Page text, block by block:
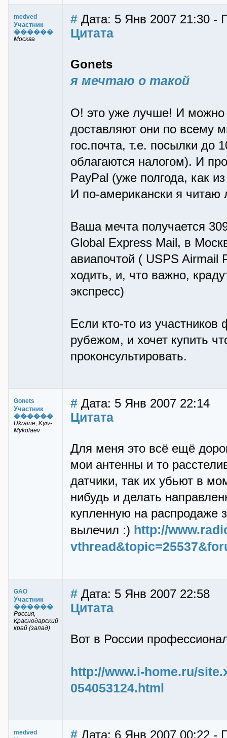
medved
Участник
������
Москва
# Дата: 5 Янв 2007 21:30 -
Цитата
Gonets
я мечтаю о такой
О! это уже лучше! И можно
доставляют они по всему
гос.почта, т.е. посылки до
облагаются налогом). И
PayPal (уже полгода, как
И по-американски я читаю
Ваша мечта получается
Global Express Mail, в
авиапочтой ( USPS Airmail
ходить, и, что важно,
экспресс)
Если кто-то из
рубежом, и хочет купить
проконсультировать.
Gonets
Участник
������
Ukraine, Kyiv-
Mykolaev
# Дата: 5 Янв 2007 22:14
Цитата
Для меня это всё ещё
мои антенны и то
датчики, так их убьют в
нибудь и делать
купленную на распродаже
вылечил :) http://
GAO
Участник
������
Россия,
Краснодарский
край (запад)
# Дата: 5 Янв 2007 22:58
Цитата
Вот в России
http://www.i-home.ru/
054053124.html
medved # Дата: 6 Янв 2007 00:22 -